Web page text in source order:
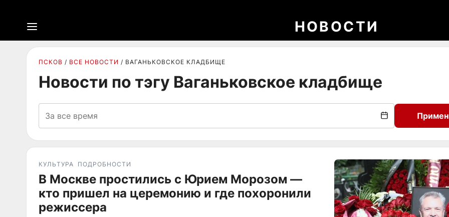
НОВОСТИ
ПСКОВ ВСЕ НОВОСТИ ВАГАНЬКОВСКОЕ КЛАДБИЩЕ
Новости по тэгу Ваганьковское кладбище
КУЛЬТУРА ПОДРОБНОСТИ
В Москве простились с Юрием Морозом —
кто пришел на церемонию и где похоронили
режиссера